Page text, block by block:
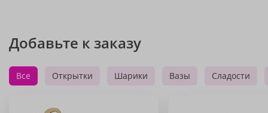
Добавьте к заказу
Все Открытки Шарики Вазы Сладости